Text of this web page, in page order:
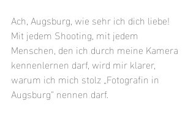
Ach, Augsburg, wie sehr ich dich liebe!
Mit jedem Shooting, mit jedem
Menschen, den ich durch meine Kamera
kennenlernen darf, wird mir klarer,
warum ich mich stolz „Fotografin in
Augsburg“ nennen darf.